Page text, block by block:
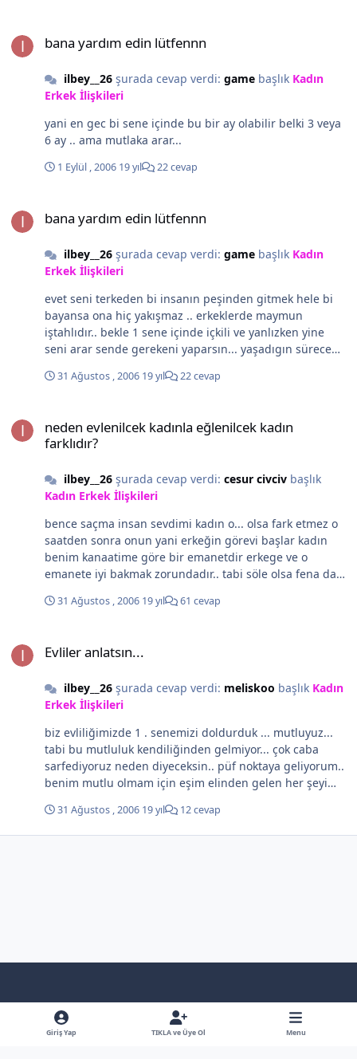
bana yardım edin lütfennn
ilbey__26şurada cevap verdi: gamebaşlık Kadın
Erkek İlişkileri
yani en gec bi sene içinde bu bir ay olabilir belki 3 veya
6 ay .. ama mutlaka arar...
1 Eylül , 2006 19 yıl 22 cevap
bana yardım edin lütfennn
ilbey__26şurada cevap verdi: gamebaşlık Kadın
Erkek İlişkileri
evet seni terkeden bi insanın peşinden gitmek hele bi
bayansa ona hiç yakışmaz .. erkeklerde maymun
iştahlıdır.. bekle 1 sene içinde içkili ve yanlızken yine
seni arar sende gerekeni yaparsın... yaşadıgın sürece
31 Ağustos , 2006 19 yıl 22 cevap
neden evlenilcek kadınla eğlenilcek kadın
farklıdır?
ilbey__26şurada cevap verdi: cesur civcivbaşlık
Kadın Erkek İlişkileri
bence saçma insan sevdimi kadın o... olsa fark etmez o
saatden sonra onun yani erkeğin görevi başlar kadın
benim kanaatime göre bir emanetdir erkege ve o
emanete iyi bakmak zorundadır.. tabi söle olsa fena da
evlenilecek kadını özetliyor yani Kadın dediğin istanbul
31 Ağustos , 2006 19 yıl 61 cevap
Evliler anlatsın...
ilbey__26şurada cevap verdi: meliskoo başlık Kadın
Erkek İlişkileri
biz evliliğimizde 1 . senemizi doldurduk ... mutluyuz...
tabi bu mutluluk kendiliğinden gelmiyor... çok caba
sarfediyoruz neden diyeceksin.. püf noktaya geliyorum..
benim mutlu olmam için eşim elinden gelen her şeyi
gelen her şeyi yapıyorum yani yaşamımız içinde ikimiz
arasında bir yarış söz konusu... bencil olmamak yeterli
31 Ağustos , 2006 19 yıl 12 cevap
Light ModeDark Mode
y
o
Giriş Yap TIKLA ve Üye Ol Menu